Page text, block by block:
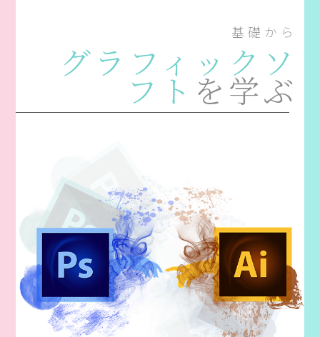
基礎から
グラフィックソ
フト を学ぶ